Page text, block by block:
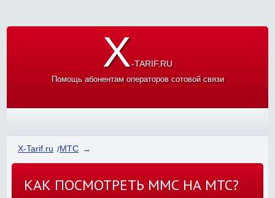
X-TARIF.RU
Помощь абонентам операторов сотовой связи
X-Tarif.ru МТС
КАК ПОСМОТРЕТЬ ММС НА МТС?